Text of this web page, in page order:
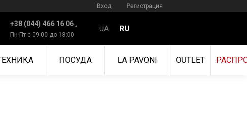
Вход Регистрация
+38 (044) 466 16 06
Пн-Пт с 09:00 до 18:00
UA RU
ПОСУДА LA PAVONI OUTLET